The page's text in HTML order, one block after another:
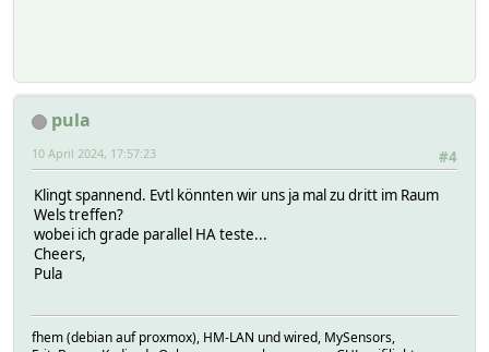
pula
#4
10 April 2024, 17:57:23
Klingt spannend. Evtl könnten wir uns ja mal zu dritt im Raum
Wels treffen?
wobei ich grade parallel HA teste...
Cheers,
Pula
fhem (debian auf proxmox), HM-LAN und wired, MySensors,